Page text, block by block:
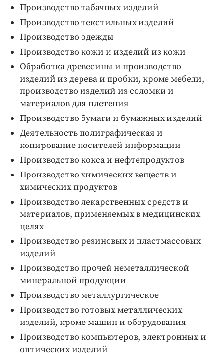
Производство табачных изделий
Производство текстильных изделий
Производство одежды
Производство кожи и изделий из кожи
Обработка древесины и производство
изделий из дерева и пробки, кроме мебели,
производство изделий из соломки и
материалов для плетения
Производство бумаги и бумажных изделий
Деятельность полиграфическая и
копирование носителей информации
Производство кокса и нефтепродуктов
Производство химических веществ и
химических продуктов
Производство лекарственных средств и
материалов, применяемых в медицинских
целях
Производство резиновых и пластмассовых
изделий
Производство прочей неметаллической
минеральной продукции
Производство металлургическое
Производство готовых металлических
изделий, кроме машин и оборудования
Производство компьютеров, электронных и
оптических изделий